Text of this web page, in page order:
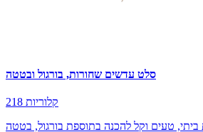
סלט עדשים שחורות, בורגול ובטטה
218 קלוריות
טעים וקל להכנה בתוספת בורגול, בטטה